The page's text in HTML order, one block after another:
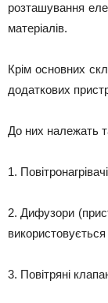
розташування
матеріалів.
Крім основних
додаткових
До них належать
1.
2. Дифузори
3. Повітряні